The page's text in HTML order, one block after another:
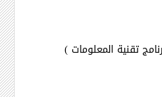
تقنية المعلومات )